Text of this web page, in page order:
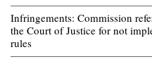
Infringements: Commission
the Court of Justice for not
rules